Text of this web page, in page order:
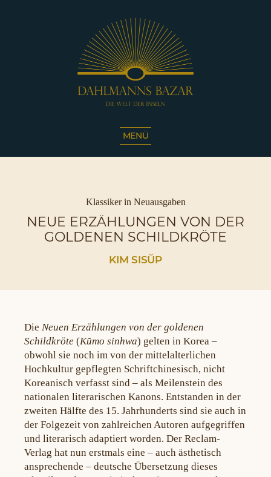
Die
Inseln
|
Café
Sassnitz
MENÜ
Kategorien
Klassiker in Neuausgaben
NEUE ERZÄHLUNGEN VON DER
GOLDENEN SCHILDKRÖTE
KIM SISŬP
Die Neuen Erzählungen von der goldenen
Schildkröte (Kŭmo sinhwa) gelten in Korea –
obwohl sie noch im von der mittelalterlichen
Hochkultur gepflegten Schriftchinesisch, nicht
Koreanisch verfasst sind – als Meilenstein des
nationalen literarischen Kanons. Entstanden in der
zweiten Hälfte des 15. Jahrhunderts sind sie auch in
der Folgezeit von zahlreichen Autoren aufgegriffen
und literarisch adaptiert worden. Der Reclam-
Verlag hat nun erstmals eine – auch ästhetisch
ansprechende – deutsche Übersetzung dieses